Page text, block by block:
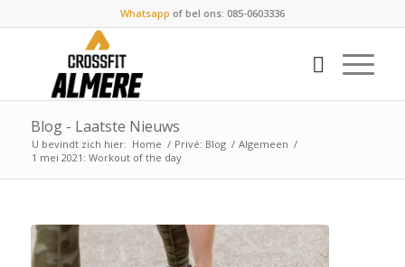
Whatsapp of bel ons: 085-0603336
Blog - Laatste Nieuws
U bevindt zich hier: Home / Privé: Blog / Algemeen /
1 mei 2021: Workout of the day